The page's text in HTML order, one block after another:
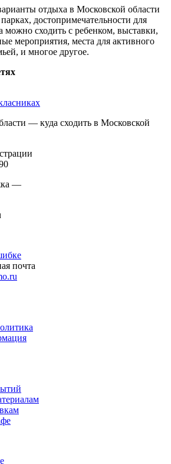
отдыха в Московской области
достопримечательности для
можно сходить с ребенком, выставки,
мероприятия, места для активного
и многое другое.
— куда сходить в Московской
—
почта